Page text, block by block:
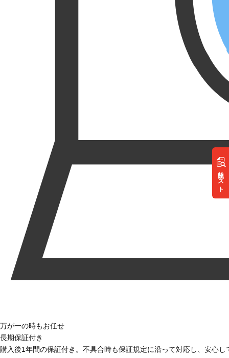
リスト
万が一の時もお任せ
長期保証付き
購入後1年間の保証付き。不具合時も保証規定に沿って対応し、安心